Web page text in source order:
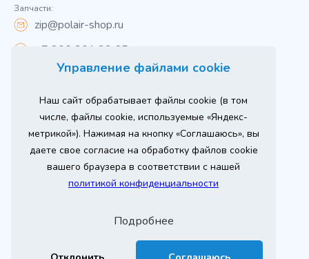
Управление файлами cookie
Наш сайт обрабатывает файлы cookie (в том
числе, файлы cookie, используемые «Яндекс-
метрикой»). Нажимая на кнопку «Соглашаюсь», вы
даете свое согласие на обработку файлов cookie
вашего браузера в соответствии с нашей
политикой конфиденциальности
Подробнее
Запчасти:
zip@polair-shop.ru
+7 800 301 33 65
Вся информация на сайте о товарах носит
справочный характер и не является публичной
офертой в соответствии с пунктом 2 статьи 437 ГК РФ.
Для получения подробной информации о наличии и
стоимости указанных товаров и (или) услуг,
пожалуйста, обращайтесь к менеджеру сайта по
телефону
При использовании материалов сайта ссылка
Продвижение сайтаОставь заявку